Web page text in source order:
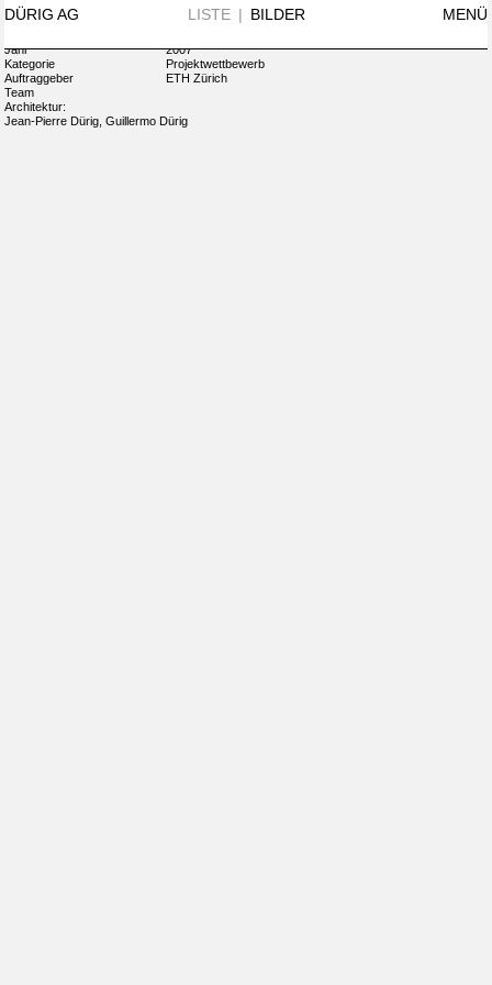
DÜRIG AG LISTE | BILDER MENÜ
N°433 + INFO
Name
Gebäude HPP ETH-Zürich
Jahr
2007
Kategorie
Projektwettbewerb
Auftraggeber
ETH Zürich
Team
Architektur:
Jean-Pierre Dürig, Guillermo Dürig